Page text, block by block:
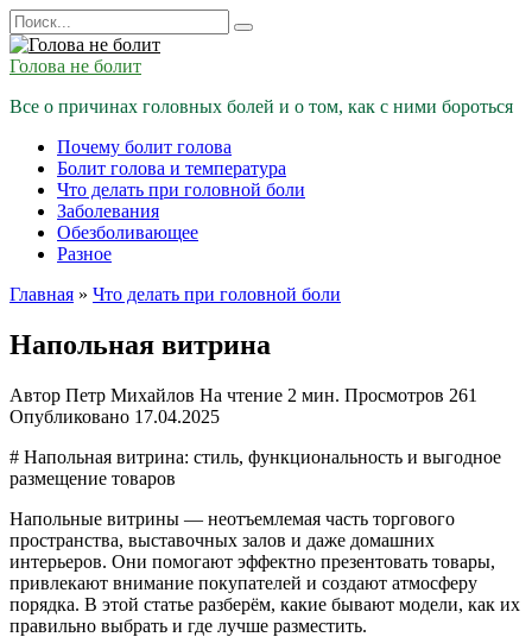
Перейти
к
содержанию
Search
for:
Голова не болит
Все о причинах головных болей и о том, как с ними бороться
Почему болит голова
Болит голова и температура
Что делать при головной боли
Заболевания
Обезболивающее
Разное
Главная » Что делать при головной боли
Напольная витрина
Автор Петр Михайлов На чтение 2 мин. Просмотров 261
Опубликовано 17.04.2025
# Напольная витрина: стиль, функциональность и выгодное
размещение товаров
Напольные витрины — неотъемлемая часть торгового
пространства, выставочных залов и даже домашних
интерьеров. Они помогают эффектно презентовать товары,
привлекают внимание покупателей и создают атмосферу
порядка. В этой статье разберём, какие бывают модели, как их
правильно выбрать и где лучше разместить.